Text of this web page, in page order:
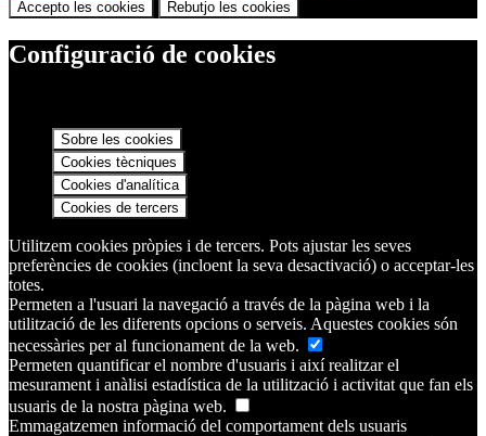
Accepto les cookies Rebutjo les cookies
Configuració de cookies
Sobre les cookies
Cookies tècniques
Cookies d'analítica
Cookies de tercers
Utilitzem cookies pròpies i de tercers. Pots ajustar les seves
preferències de cookies (incloent la seva desactivació) o acceptar-les
totes.
Permeten a l'usuari la navegació a través de la pàgina web i la
utilització de les diferents opcions o serveis. Aquestes cookies són
necessàries per al funcionament de la web.
Permeten quantificar el nombre d'usuaris i així realitzar el
mesurament i anàlisi estadística de la utilització i activitat que fan els
usuaris de la nostra pàgina web.
Emmagatzemen informació del comportament dels usuaris